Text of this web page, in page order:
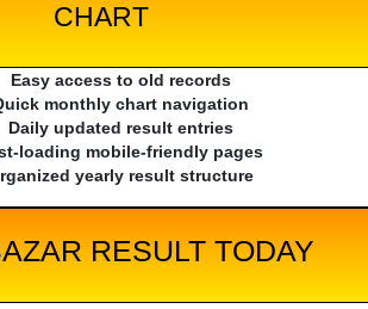
CHART
Easy access to old records
monthly chart navigation
Daily updated result entries
loading mobile-friendly pages
yearly result structure
RESULT TODAY